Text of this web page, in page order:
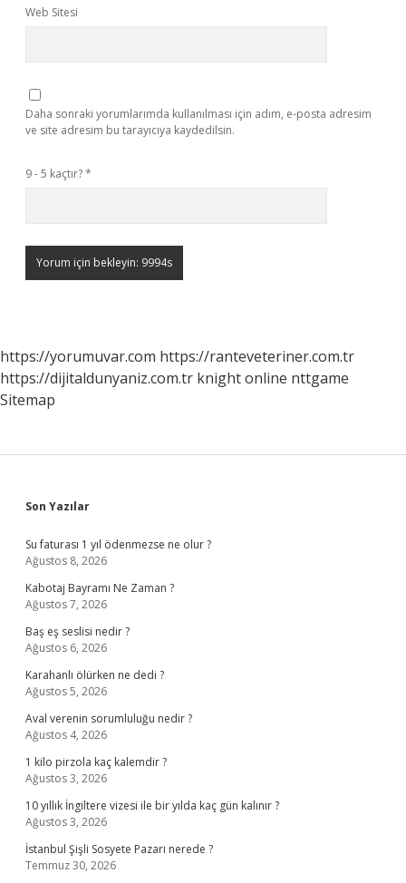
Web Sitesi
Daha sonraki yorumlarımda kullanılması için adım, e-posta adresim
ve site adresim bu tarayıcıya kaydedilsin.
9 - 5 kaçtır?*
https://yorumuvar.com https://ranteveteriner.com.tr
https://dijitaldunyaniz.com.tr knight online nttgame
Sitemap
Sidebar
Son Yazılar
Su faturası 1 yıl ödenmezse ne olur ?
Ağustos 8, 2026
Kabotaj Bayramı Ne Zaman ?
Ağustos 7, 2026
Baş eş seslisi nedir ?
Ağustos 6, 2026
Karahanlı ölürken ne dedi ?
Ağustos 5, 2026
Aval verenin sorumluluğu nedir ?
Ağustos 4, 2026
1 kilo pirzola kaç kalemdir ?
Ağustos 3, 2026
10 yıllık İngiltere vizesi ile bir yılda kaç gün kalınır ?
Ağustos 3, 2026
İstanbul Şişli Sosyete Pazarı nerede ?
Temmuz 30, 2026